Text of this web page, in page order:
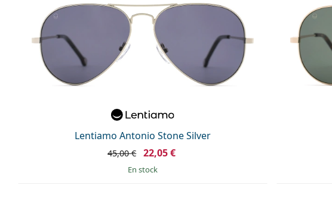
Lentiamo Antonio Stone Silver
45,00 € 22,05 €
en stock